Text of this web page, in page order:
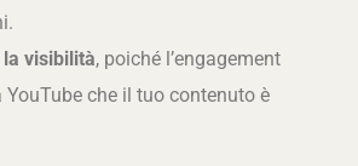
visibilità, poiché l’engagement
YouTube che il tuo contenuto è